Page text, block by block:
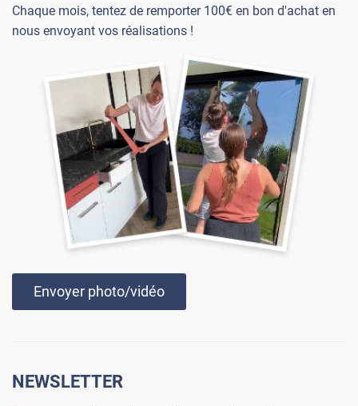
Chaque mois, tentez de remporter 100€ en bon d'achat en
nous envoyant vos réalisations !
Envoyer photo/vidéo
NEWSLETTER